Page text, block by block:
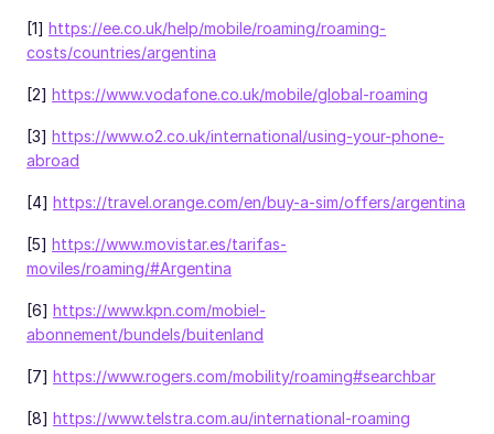
[1] https://ee.co.uk/help/mobile/roaming/roaming-
costs/countries/argentina
[2] https://www.vodafone.co.uk/mobile/global-roaming
[3] https://www.o2.co.uk/international/using-your-phone-
abroad
[4] https://travel.orange.com/en/buy-a-sim/offers/argentina
[5] https://www.movistar.es/tarifas-
moviles/roaming/#Argentina
[6] https://www.kpn.com/mobiel-
abonnement/bundels/buitenland
[7] https://www.rogers.com/mobility/roaming#searchbar
[8] https://www.telstra.com.au/international-roaming